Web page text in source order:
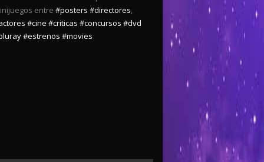
entre #posters #directores,
#cine #criticas #concursos #dvd
#estrenos #movies